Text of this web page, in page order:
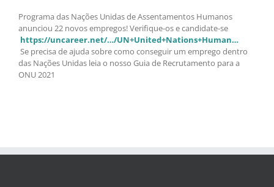
Programa das Nações Unidas de Assentamentos Humanos
anunciou 22 novos empregos! Verifique-os e candidate-se
https://uncareer.net/…/UN+United+Nations+Human…
Se precisa de ajuda sobre como conseguir um emprego dentro
das Nações Unidas leia o nosso Guia de Recrutamento para a
ONU 2021